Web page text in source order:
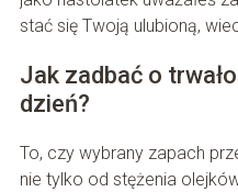
stać się Twoją ulubioną,
Jak zadbać o
dzień?
To, czy wybrany zapach
nie tylko od stężenia